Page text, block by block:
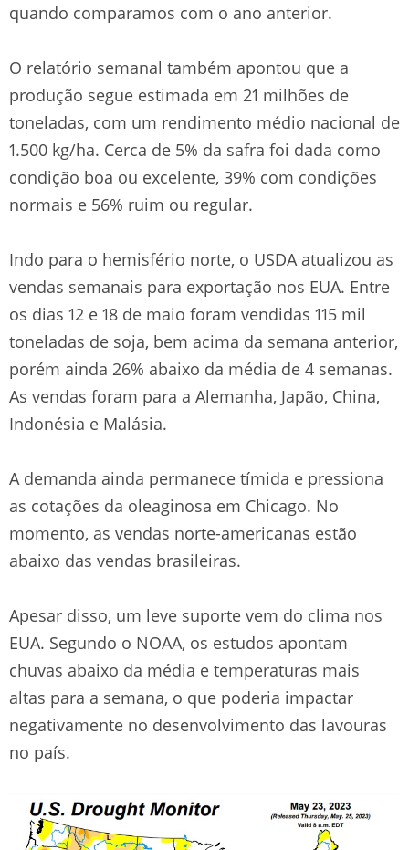
quando comparamos com o ano anterior.
O relatório semanal também apontou que a
produção segue estimada em 21 milhões de
toneladas, com um rendimento médio nacional de
1.500 kg/ha. Cerca de 5% da safra foi dada como
condição boa ou excelente, 39% com condições
normais e 56% ruim ou regular.
Indo para o hemisfério norte, o USDA atualizou as
vendas semanais para exportação nos EUA. Entre
os dias 12 e 18 de maio foram vendidas 115 mil
toneladas de soja, bem acima da semana anterior,
porém ainda 26% abaixo da média de 4 semanas.
As vendas foram para a Alemanha, Japão, China,
Indonésia e Malásia.
A demanda ainda permanece tímida e pressiona
as cotações da oleaginosa em Chicago. No
momento, as vendas norte-americanas estão
abaixo das vendas brasileiras.
Apesar disso, um leve suporte vem do clima nos
EUA. Segundo o NOAA, os estudos apontam
chuvas abaixo da média e temperaturas mais
altas para a semana, o que poderia impactar
negativamente no desenvolvimento das lavouras
no país.